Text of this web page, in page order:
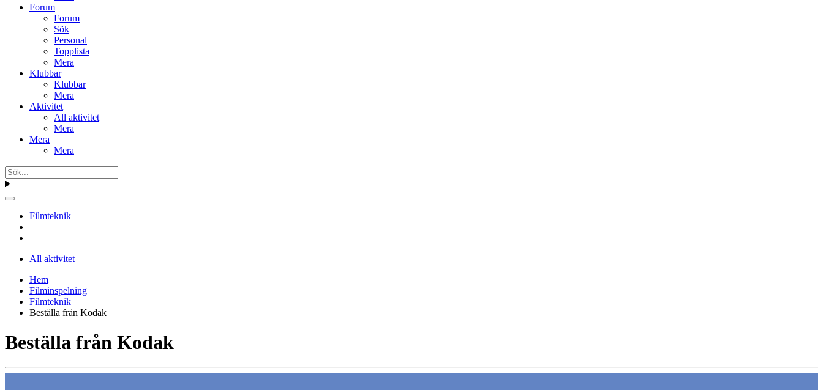
Forum
Forum
Sök
Personal
Topplista
Mera
Klubbar
Klubbar
Mera
Aktivitet
All aktivitet
Mera
Mera
Mera
Filmteknik
All aktivitet
Hem
Filminspelning
Filmteknik
Beställa från Kodak
Beställa från Kodak